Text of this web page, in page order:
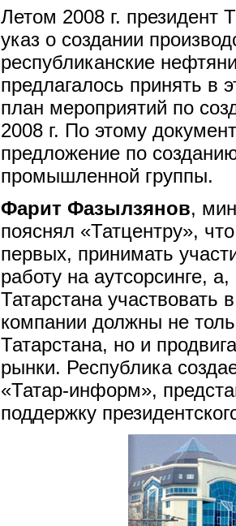
Летом 2008 г. президент
указ о создании
республиканские
предлагалось принять в
план мероприятий по
2008 г. По этому
предложение по
промышленной группы.
Фарит Фазылзянов,
пояснял «Татцентру»,
первых, принимать
работу на аутсорсинге,
Татарстана участвовать
компании должны не
Татарстана, но и
рынки. Республика
«Татар-информ»,
поддержку